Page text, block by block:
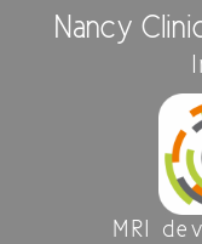
Nancy
MRI